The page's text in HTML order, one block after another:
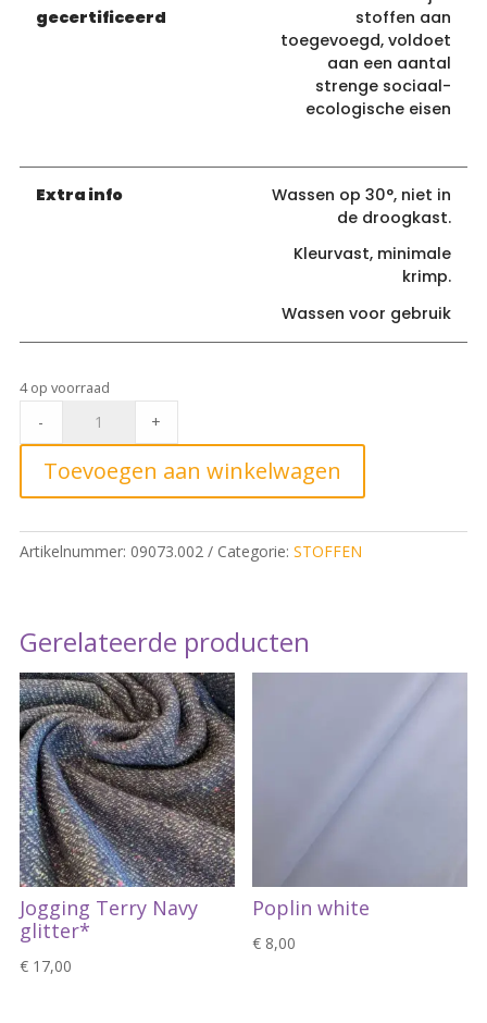
gecertificeerd
stoffen aan
toegevoegd, voldoet
aan een aantal
strenge sociaal-
ecologische eisen
Extra info
Wassen op 30°, niet in
de droogkast.
Kleurvast, minimale
krimp.
Wassen voor gebruik
4 op voorraad
Navy*
- +
Toevoegen aan winkelwagen
Artikelnummer: 09073.002 Categorie: STOFFEN
Gerelateerde producten
Jogging Terry Navy
glitter*
€17,00
Poplin white
€ 8,00